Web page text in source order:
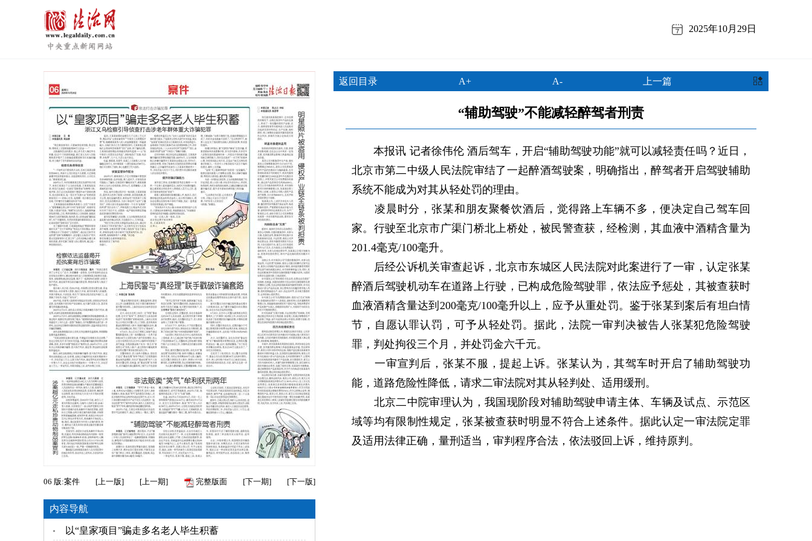
2025年10月29日
06 版:案件 [上一版] [上一期] 完整版面 [下一期] [下一版]
内容导航
以“皇家项目”骗走多名老人毕生积蓄
返回目录 A+ A- 上一篇
“辅助驾驶”不能减轻醉驾者刑责
本报讯 记者徐伟伦 酒后驾车，开启“辅助驾驶功能”就可以减轻责任吗？近日，
北京市第二中级人民法院审结了一起醉酒驾驶案，明确指出，醉驾者开启驾驶辅助
系统不能成为对其从轻处罚的理由。
凌晨时分，张某和朋友聚餐饮酒后，觉得路上车辆不多，便决定自己驾车回
家。行驶至北京市广渠门桥北上桥处，被民警查获，经检测，其血液中酒精含量为
201.4毫克/100毫升。
后经公诉机关审查起诉，北京市东城区人民法院对此案进行了一审，认定张某
醉酒后驾驶机动车在道路上行驶，已构成危险驾驶罪，依法应予惩处，其被查获时
血液酒精含量达到200毫克/100毫升以上，应予从重处罚。鉴于张某到案后有坦白情
节，自愿认罪认罚，可予从轻处罚。据此，法院一审判决被告人张某犯危险驾驶
罪，判处拘役三个月，并处罚金六千元。
一审宣判后，张某不服，提起上诉。张某认为，其驾车时开启了辅助驾驶功
能，道路危险性降低，请求二审法院对其从轻判处、适用缓刑。
北京二中院审理认为，我国现阶段对辅助驾驶申请主体、车辆及试点、示范区
域等均有限制性规定，张某被查获时明显不符合上述条件。据此认定一审法院定罪
及适用法律正确，量刑适当，审判程序合法，依法驳回上诉，维持原判。